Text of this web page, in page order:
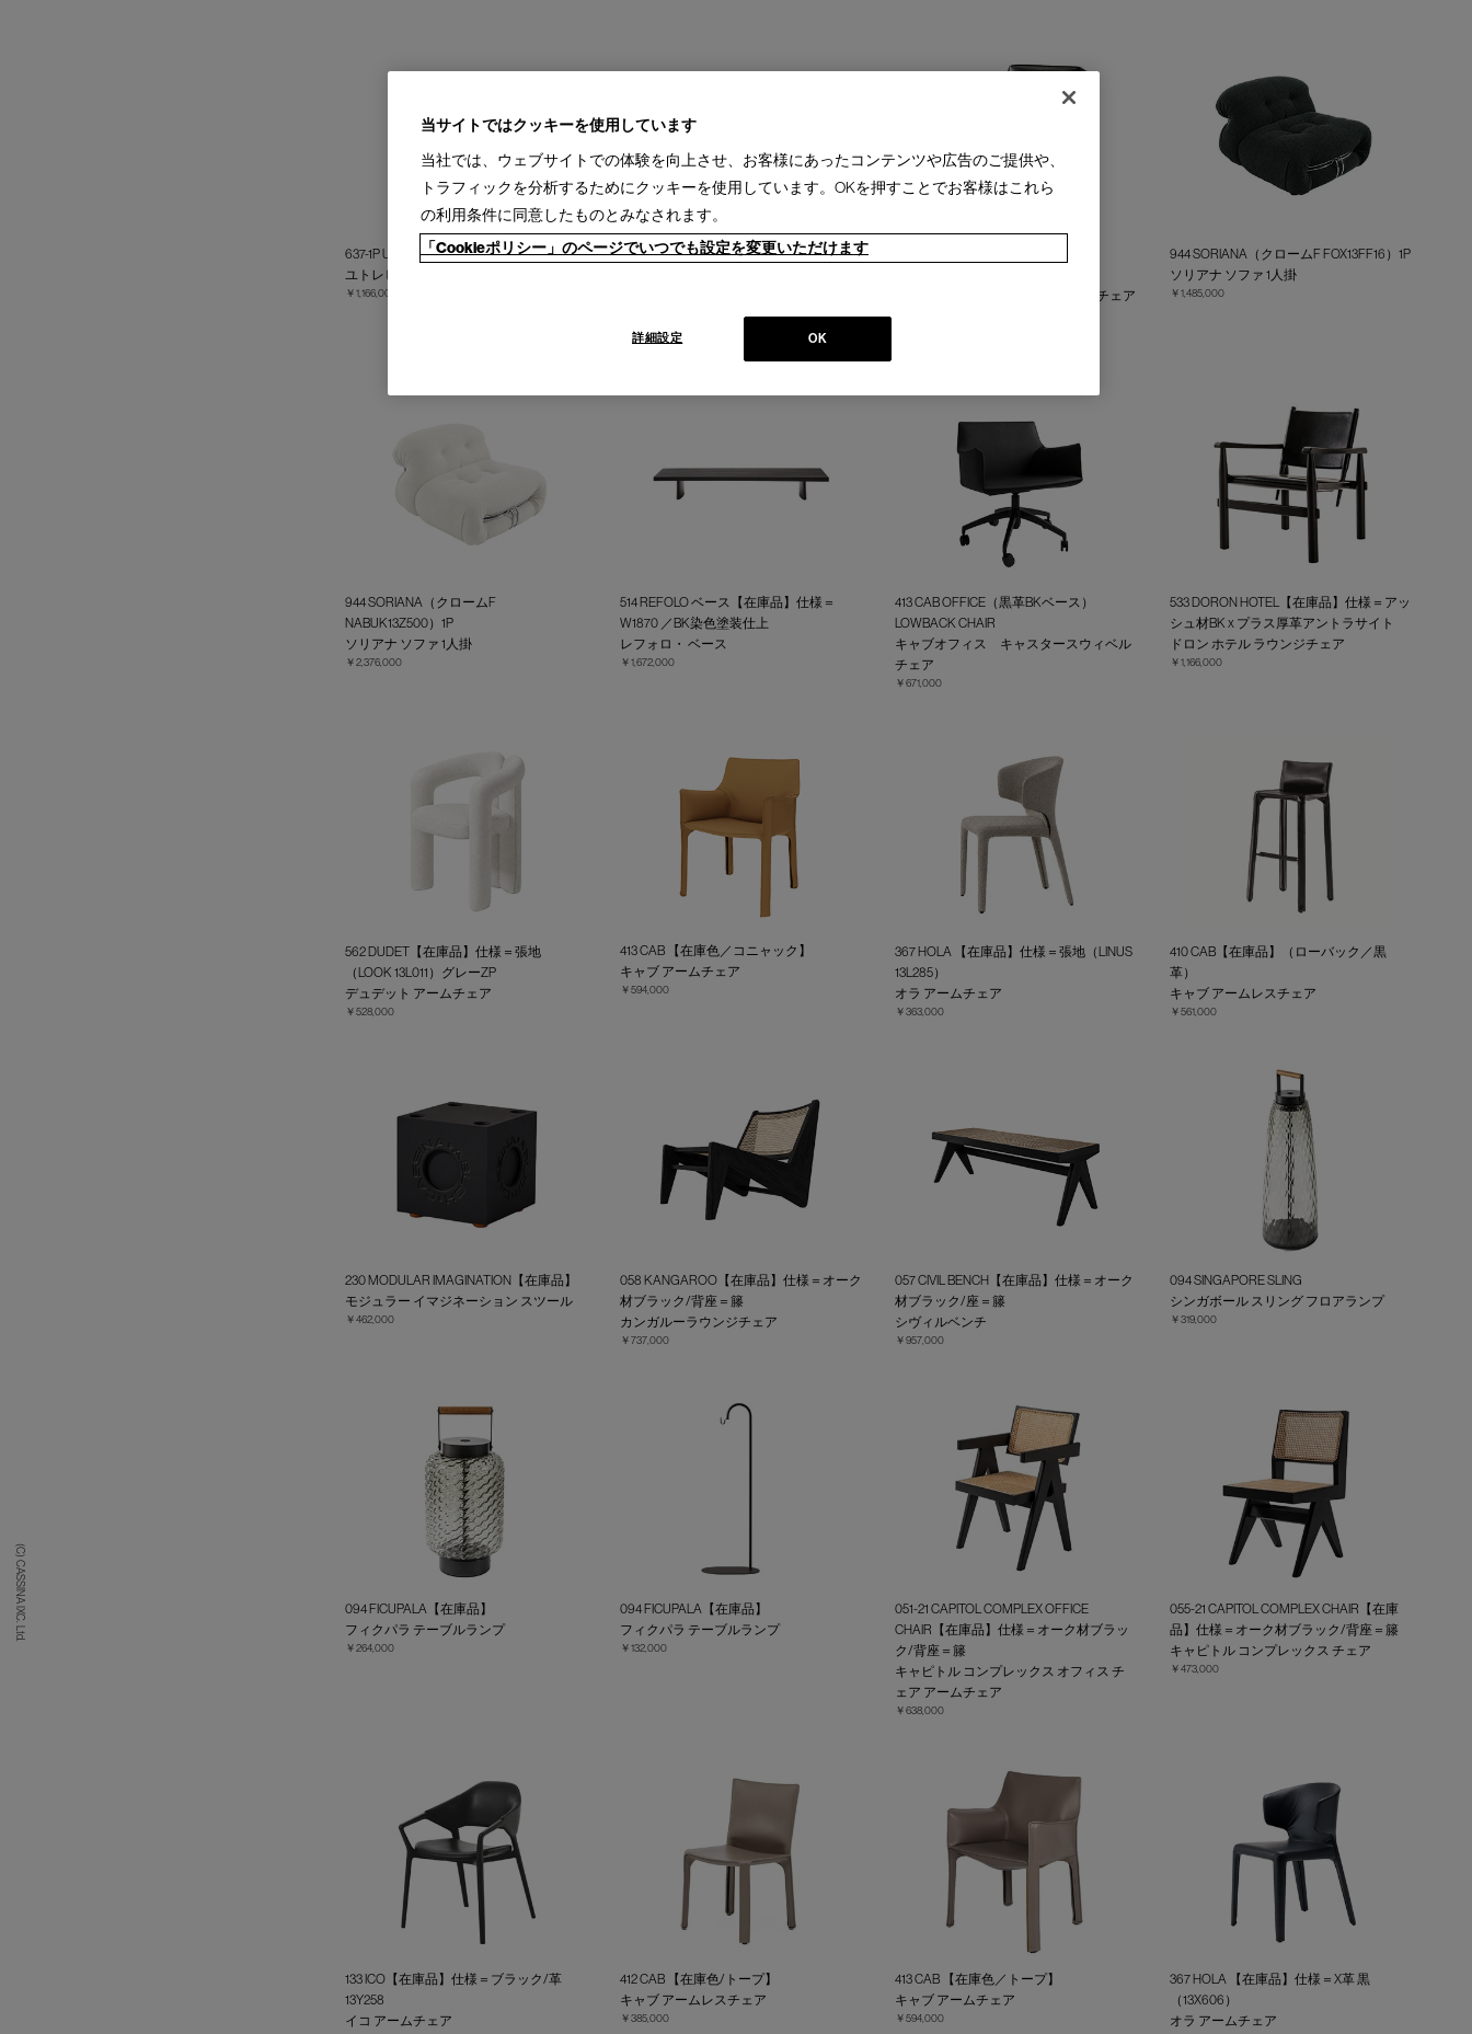
(C) CASSINA IXC. Ltd.
637-1P UTRECHT（LINCOLN13L570）
ユトレヒト 1人掛
￥1,166,000
637-1P UTRECHT（LINCOLN13L583）
キャピトル コンプレックス アームチェア
944 SORIANA（クロームF FOX13FF16）1P
ソリアナ ソファ 1人掛
￥1,485,000
944 SORIANA（クロームF
NABUK13Z500）1P
ソリアナ ソファ 1人掛
￥2,376,000
514 REFOLO ベース【在庫品】仕様＝
W1870 ／BK染色塗装仕上
レフォロ・ ベース
￥1,672,000
413 CAB OFFICE（黒革BKベース）
LOWBACK CHAIR
キャブオフィス キャスタースウィベル
チェア
￥671,000
533 DORON HOTEL【在庫品】仕様＝アッ
シュ材BK x プラス厚革アントラサイト
ドロン ホテル ラウンジチェア
￥1,166,000
562 DUDET【在庫品】仕様＝張地
（LOOK 13L011）グレーZP
デュデット アームチェア
￥528,000
413 CAB 【在庫色／コニャック】
キャブ アームチェア
￥594,000
367 HOLA 【在庫品】仕様＝張地（LINUS
13L285）
オラ アームチェア
￥363,000
410 CAB【在庫品】（ローバック／黒
革）
キャブ アームレスチェア
￥561,000
230 MODULAR IMAGINATION【在庫品】
モジュラー イマジネーション スツール
￥462,000
058 KANGAROO【在庫品】仕様＝オーク
材ブラック/背座＝籐
カンガルーラウンジチェア
￥737,000
057 CIVIL BENCH【在庫品】仕様＝オーク
材ブラック/座＝籐
シヴィルベンチ
￥957,000
094 SINGAPORE SLING
シンガボール スリング フロアランプ
￥319,000
094 FICUPALA【在庫品】
フィクパラ テーブルランプ
￥264,000
094 FICUPALA【在庫品】
フィクパラ テーブルランプ
￥132,000
051-21 CAPITOL COMPLEX OFFICE
CHAIR【在庫品】仕様＝オーク材ブラッ
ク/背座＝籐
キャピトル コンプレックス オフィス チ
ェア アームチェア
￥638,000
055-21 CAPITOL COMPLEX CHAIR【在庫
品】仕様＝オーク材ブラック/背座＝籐
キャピトル コンプレックス チェア
￥473,000
133 ICO【在庫品】仕様＝ブラック/革
13Y258
イコ アームチェア
412 CAB 【在庫色/トープ】
キャブ アームレスチェア
￥385,000
413 CAB 【在庫色／トープ】
キャブ アームチェア
￥594,000
367 HOLA 【在庫品】仕様＝X革 黒
（13X606）
オラ アームチェア
当サイトではクッキーを使用しています
当社では、ウェブサイトでの体験を向上させ、お客様にあったコンテンツや広告のご提供や、
トラフィックを分析するためにクッキーを使用しています。OKを押すことでお客様はこれら
の利用条件に同意したものとみなされます。
「Cookieポリシー」のページでいつでも設定を変更いただけます
OK
詳細設定